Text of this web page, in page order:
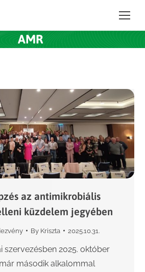
AMR
az antimikrobiális
küzdelem jegyében
By Kriszta 2025.10.31.
szervezésben 2025. október
második alkalommal